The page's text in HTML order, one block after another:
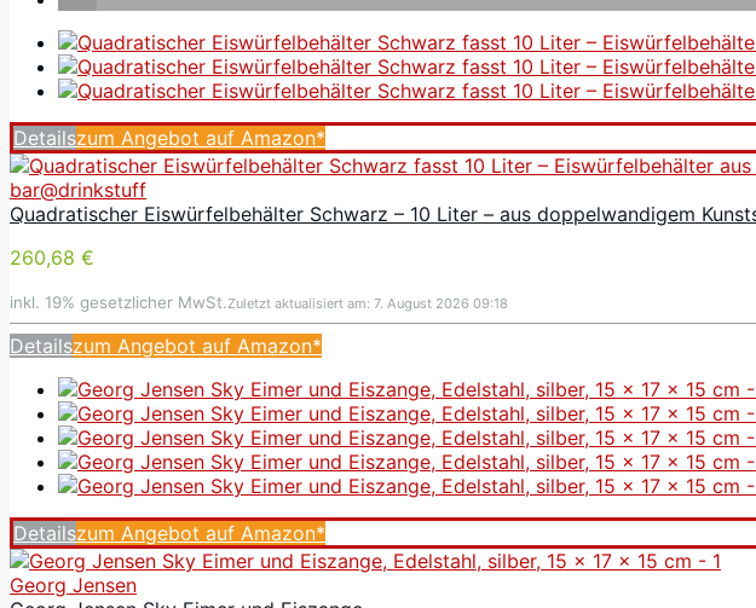
Detailszum Angebot auf Amazon*
bar@drinkstuff
Quadratischer Eiswürfelbehälter Schwarz – 10 Liter – aus doppelwandigem
260,68 €
inkl. 19% gesetzlicher MwSt.Zuletzt aktualisiert am: 7. August 2026 09:18
Detailszum Angebot auf Amazon*
Detailszum Angebot auf Amazon*
Georg Jensen